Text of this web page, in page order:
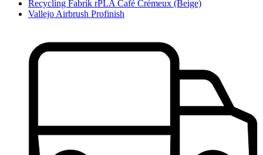
Recycling Fabrik rPLA Café Crémeux (Beige)
Vallejo Airbrush Profinish